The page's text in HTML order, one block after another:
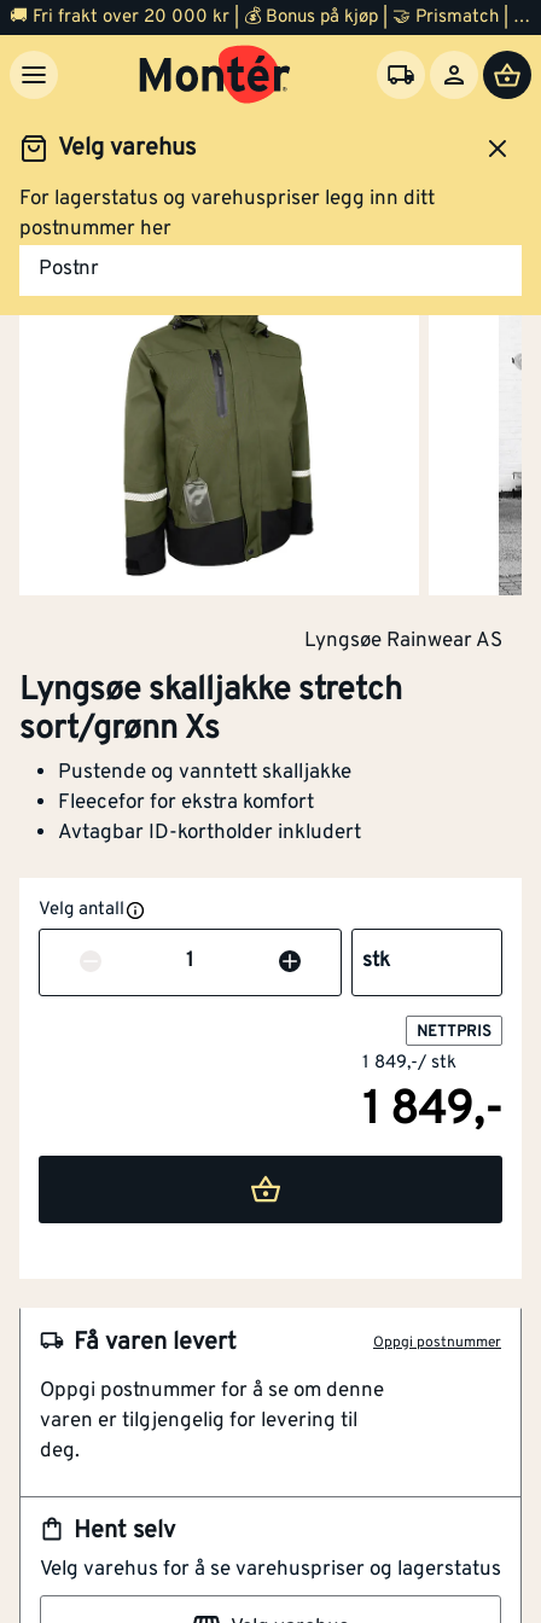
🚚 Fri frakt over 20 000 kr | 💰 Bonus på kjøp | 🤝 Prismatch | ⭐ 100% fornøyd garanti | 🏪 140 byggevarehus
Velg varehus
For lagerstatus og varehuspriser legg inn ditt
postnummer her
Postnr
og verneutstyr
Lyngsøe Rainwear AS
Lyngsøe skalljakke stretch
sort/grønn Xs
Pustende og vanntett skalljakke
Fleecefor for ekstra komfort
Avtagbar ID-kortholder inkludert
Velg antall
Antall stk
NETTPRIS
1 849,-/ stk
1 849,-
Hent selv
Velg varehus for å se varehuspriser og lagerstatus
Få varen levert Oppgi postnummer
Oppgi postnummer for å se om denne
varen er tilgjengelig for levering til
deg.
Fleecefor for ekstra komfort
Lyngsøe Skalljakke Stretch Sort/Grønn XS. Skalljakke i
pustende stretchkvalitet. 4-veis stretch. Pustende,
Avtagbar hette med elastisk justering. Glidelås under
stormklaff med borrelåslukking. Ermer med
borrelåsjustering. Elastiske storm-mansjetter. To
sidelommer med glidelås. En brystlomme med glidelås.